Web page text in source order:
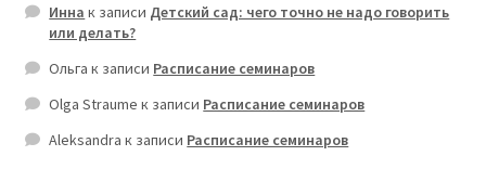
Инна к записи Детский сад: чего точно не надо говорить
или делать?
Ольга к записи Расписание семинаров
Olga Straume к записи Расписание семинаров
Aleksandra к записи Расписание семинаров